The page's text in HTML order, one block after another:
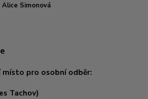
Alice Simonová
místo pro osobní odběr:
Tachov)